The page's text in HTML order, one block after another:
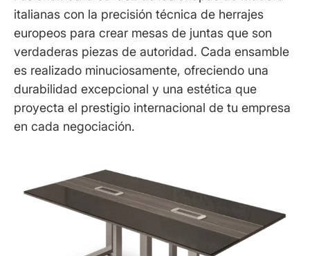
italianas con la precisión técnica de herrajes
europeos para crear mesas de juntas que son
verdaderas piezas de autoridad. Cada ensamble
es realizado minuciosamente, ofreciendo una
durabilidad excepcional y una estética que
proyecta el prestigio internacional de tu empresa
en cada negociación.